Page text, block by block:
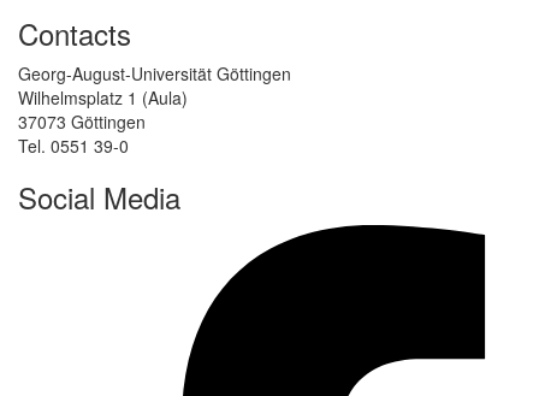
Contacts
Georg-August-Universität Göttingen
Wilhelmsplatz 1 (Aula)
37073 Göttingen
Tel. 0551 39-0
Social Media